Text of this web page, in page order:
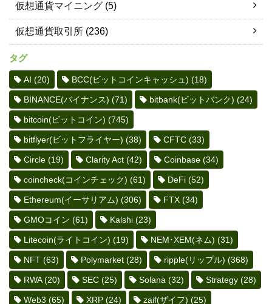
仮想通貨マイニング (5)
仮想通貨取引所 (236)
タグ
AI (20) BCC(ビットコインキャッシュ) (18)
BINANCE(バイナンス) (71) bitbank(ビットバンク) (24)
bitcoin(ビットコイン) (745)
bitflyer(ビットフライヤー) (38) CFTC (33)
Circle (19) Clarity Act (42) Coinbase (34)
coincheck(コインチェック) (61) DeFi (52)
Ethereum(イーサリアム) (306) FTX (34)
GMOコイン (61) Kalshi (23)
Litecoin(ライトコイン) (19) NEM･XEM(ネム) (31)
NFT (63) Polymarket (28) ripple(リップル) (368)
RWA(20) SEC (25) Solana (32) Strategy (28)
Web3 (65) XRP (24) zaif(ザイフ) (25)